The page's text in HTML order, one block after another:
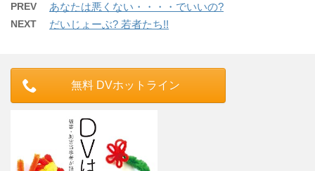
PREV あなたは悪くない・・・・でいいの?
NEXT だいじょーぶ? 若者たち!!
無料 DVホットライン